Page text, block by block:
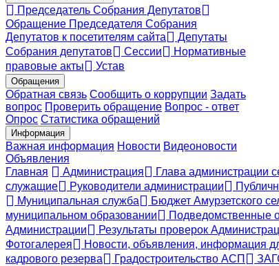
Председатель Собрания Депутатов
Обращение Председателя Собрания
Депутатов к посетителям сайта
Депутаты
Собрания депутатов
Сессии
Нормативные
правовые акты
Устав
Обращения
Обратная связь Сообщить о коррупции Задать
вопрос Проверить обращение Вопрос - ответ
Опрос Статистика обращений
Информация
Важная информация Новости Видеоновости
Объявления
Главная
Администрация Глава администрации
служащие
Руководители администрации
Муниципальная служба
Бюджет Амурзетского
муниципальном образовании
Подведомственные
Администрации
Результаты проверок
Фотогалерея
Новости, объявления, информация
кадрового резерва
Градостроительство АСП